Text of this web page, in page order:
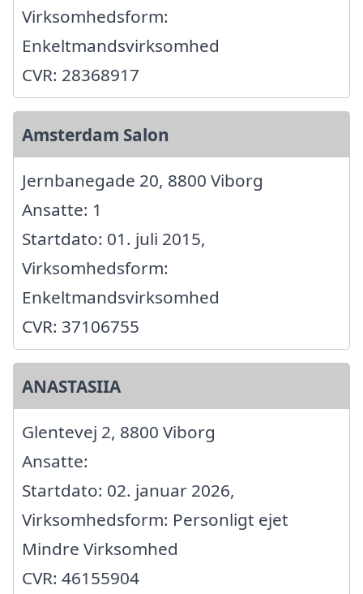
Virksomhedsform:
Enkeltmandsvirksomhed
CVR: 28368917
Amsterdam Salon
Jernbanegade 20, 8800 Viborg
Ansatte: 1
Startdato: 01. juli 2015,
Virksomhedsform:
Enkeltmandsvirksomhed
CVR: 37106755
ANASTASIIA
Glentevej 2, 8800 Viborg
Ansatte:
Startdato: 02. januar 2026,
Virksomhedsform: Personligt ejet
Mindre Virksomhed
CVR: 46155904